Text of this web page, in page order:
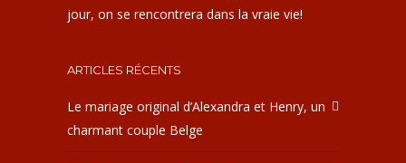
jour, on se rencontrera dans la vraie vie!
ARTICLES RÉCENTS
Le mariage original d’Alexandra et Henry, un
charmant couple Belge